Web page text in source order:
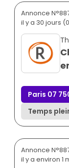
Annonce
il y a 30 jours
Paris 07
Temps
Annonce
il y a environ 1